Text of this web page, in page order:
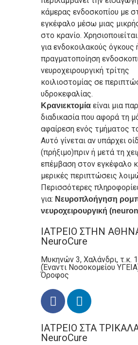
κάμερας ενδοσκοπίου με
εγκέφαλο μέσω μιας
στο κρανίο.
για ενδοκοιλακούς όγκους
πραγματοποίηση
νευροχειρουργική τρίτης
κοιλιοστομίας σε
υδροκεφαλίας.
Κρανιεκτομία είναι μια
διαδικασία που αφορά τη
αφαίρεση ενός τμήματος
Αυτό γίνεται αν υπάρχει
(πρήξιμο)πριν ή μετά τη
επέμβαση στον εγκέφαλο
μερικές περιπτώσεις
Περισσότερες
για: Nευροπλοήγηση
νευροχειρουργική
ΙΑΤΡΕΙΟ ΣΤΗΝ
NeuroCure
Μυκηνών 3, Χαλάνδρι, τ.κ.
(Έναντι Νοσοκομείου
Όροφος
ΙΑΤΡΕΙΟ ΣΤΑ
NeuroCure